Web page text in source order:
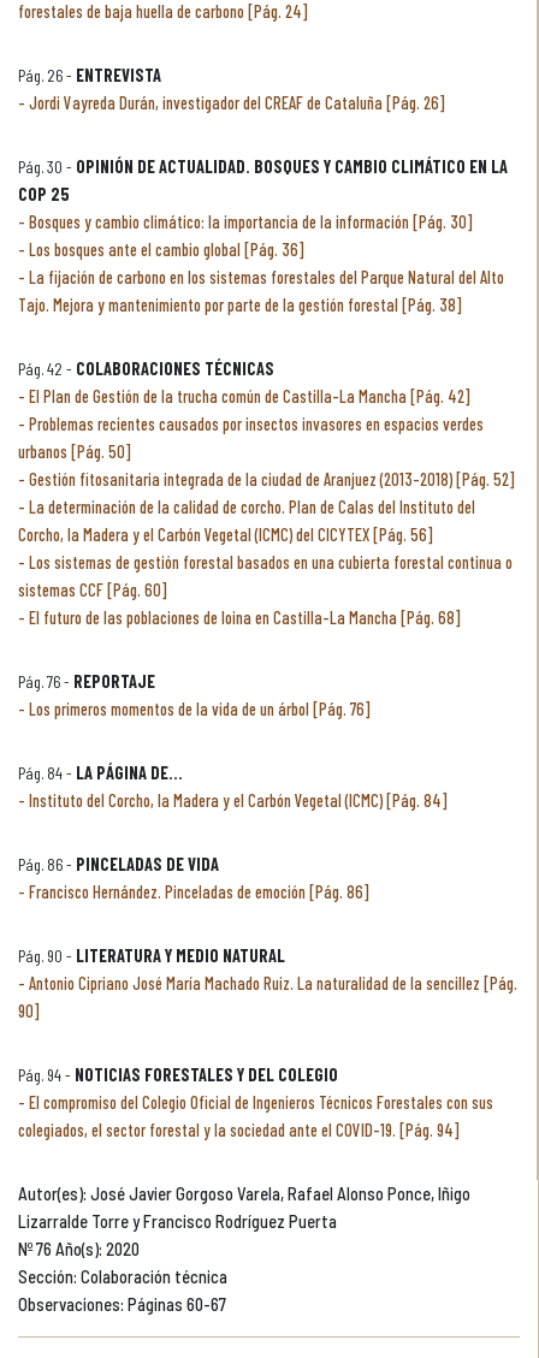
forestales de baja huella de carbono [Pág. 24]
Pág. 26 - ENTREVISTA
Jordi Vayreda Durán, investigador del CREAF de Cataluña [Pág. 26]
Pág. 30 - OPINIÓN DE ACTUALIDAD. BOSQUES Y CAMBIO CLIMÁTICO EN LA
COP 25
Bosques y cambio climático: la importancia de la información [Pág. 30]
Los bosques ante el cambio global [Pág. 36]
La fijación de carbono en los sistemas forestales del Parque Natural del Alto
Tajo. Mejora y mantenimiento por parte de la gestión forestal [Pág. 38]
Pág. 42 - COLABORACIONES TÉCNICAS
El Plan de Gestión de la trucha común de Castilla-La Mancha [Pág. 42]
Problemas recientes causados por insectos invasores en espacios verdes
urbanos [Pág. 50]
Gestión fitosanitaria integrada de la ciudad de Aranjuez (2013-2018) [Pág. 52]
La determinación de la calidad de corcho. Plan de Calas del Instituto del
Corcho, la Madera y el Carbón Vegetal (ICMC) del CICYTEX [Pág. 56]
Los sistemas de gestión forestal basados en una cubierta forestal continua o
sistemas CCF [Pág. 60]
El futuro de las poblaciones de loina en Castilla-La Mancha [Pág. 68]
Pág. 76 - REPORTAJE
Los primeros momentos de la vida de un árbol [Pág. 76]
Pág. 84 - LA PÁGINA DE...
Instituto del Corcho, la Madera y el Carbón Vegetal (ICMC) [Pág. 84]
Pág. 86 - PINCELADAS DE VIDA
Francisco Hernández. Pinceladas de emoción [Pág. 86]
Pág. 90 - LITERATURA Y MEDIO NATURAL
Antonio Cipriano José María Machado Ruiz. La naturalidad de la sencillez [Pág.
90]
Pág. 94 - NOTICIAS FORESTALES Y DEL COLEGIO
El compromiso del Colegio Oficial de Ingenieros Técnicos Forestales con sus
colegiados, el sector forestal y la sociedad ante el COVID-19. [Pág. 94]
Autor(es): José Javier Gorgoso Varela, Rafael Alonso Ponce, Iñigo
Lizarralde Torre y Francisco Rodríguez Puerta
Nº 76 Año(s): 2020
Sección: Colaboración técnica
Observaciones: Páginas 60-67